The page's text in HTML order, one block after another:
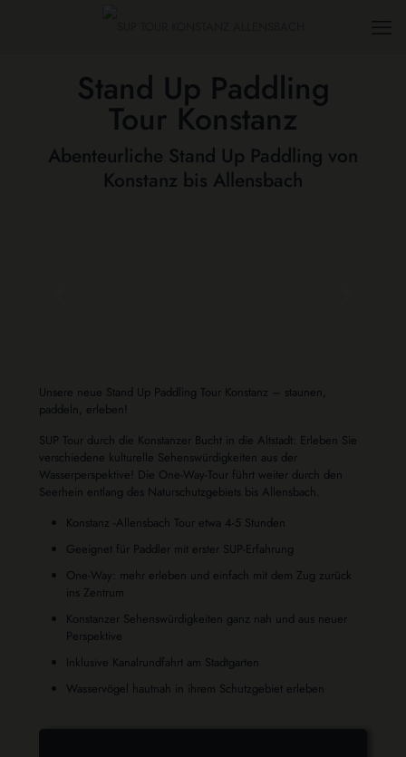
Stand Up Paddling
Tour Konstanz
Abenteurliche Stand Up Paddling von
Konstanz bis Allensbach
Unsere neue Stand Up Paddling Tour Konstanz – staunen,
paddeln, erleben!
SUP Tour durch die Konstanzer Bucht in die Altstadt: Erleben Sie
verschiedene kulturelle Sehenswürdigkeiten aus der
Wasserperspektive! Die One-Way-Tour führt weiter durch den
Seerhein entlang des Naturschutzgebiets bis Allensbach.
Konstanz -Allensbach Tour etwa 4-5 Stunden
Geeignet für Paddler mit erster SUP-Erfahrung
One-Way: mehr erleben und einfach mit dem Zug zurück
ins Zentrum
Konstanzer Sehenswürdigkeiten ganz nah und aus neuer
Perspektive
Inklusive Kanalrundfahrt am Stadtgarten
Wasservögel hautnah in ihrem Schutzgebiet erleben